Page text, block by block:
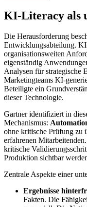
KI-Literacy als
Die Herausforderung
Entwicklungsabteilung.
organisationsweiten
eigenständig
Analysen für strategische
Marketingteams KI-
Beteiligte ein
dieser Technologie.
Gartner identifiziert in
Mechanismus:
ohne kritische Prüfung zu
erfahrenen
kritische
Produktion sichtbar
Zentrale Aspekte einer
Ergebnisse
Fakten. Die